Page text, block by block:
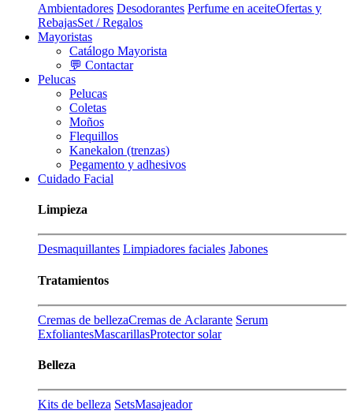
Ambientadores Desodorantes Perfume en aceiteOfertas y
RebajasSet / Regalos
Mayoristas
Catálogo Mayorista
💬 Contactar
Pelucas
Pelucas
Coletas
Moños
Flequillos
Kanekalon (trenzas)
Pegamento y adhesivos
Cuidado Facial
Limpieza
Desmaquillantes Limpiadores faciales Jabones
Tratamientos
Cremas de bellezaCremas de Aclarante Serum
ExfoliantesMascarillasProtector solar
Belleza
Kits de belleza SetsMasajeador